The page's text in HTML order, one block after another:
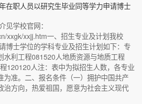
在职人员以研究生毕业同等学力申请博士
见学校官网：
xxgk/xxjj.htm一、招生专业及计划我校
博士学位的学科专业及招生计划如下：专
水利工程081520人地质资源与地质工程
120120人注：表中为拟招生人数，各专业
为准。二、报名条件（一）拥护中国共产
治方向，热爱祖国，愿意为社会主义现代